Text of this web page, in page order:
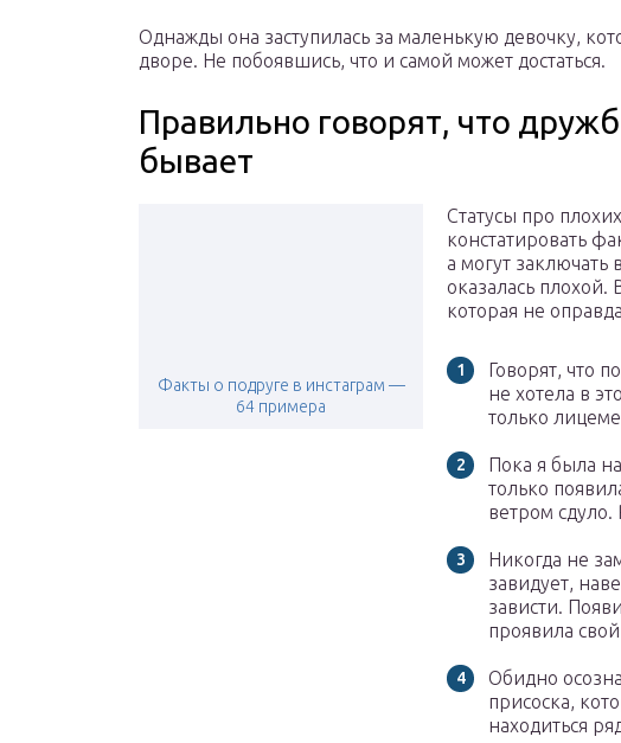
Однажды она заступилась за маленькую девочку,
дворе. Не побоявшись, что и самой может достаться.
Правильно говорят, что
бывает
Факты о подруге в инстаграм —
64 примера
Статусы про
констатировать
а могут заключать
оказалась плохой.
которая не
Говорят, что
не хотела в
только
Пока я была
только
ветром сдуло.
Никогда не
завидует,
зависти.
проявила
Обидно
присоска,
находиться